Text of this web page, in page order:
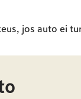
jos auto ei